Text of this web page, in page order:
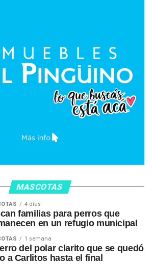
MASCOTAS
4 días
familias para perros que
en un refugio municipal
1 semana
del polar clarito que se quedó
a Carlitos hasta el final